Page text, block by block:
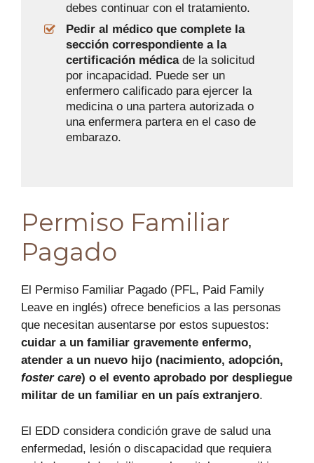
debes continuar con el tratamiento.
Pedir al médico que complete la
sección correspondiente a la
certificación médicade la solicitud
por incapacidad. Puede ser un
enfermero calificado para ejercer la
medicina o una partera autorizada o
una enfermera partera en el caso de
embarazo.
Permiso Familiar
Pagado
El Permiso Familiar Pagado (PFL, Paid Family
Leave en inglés) ofrece beneficios a las personas
que necesitan ausentarse por estos supuestos:
cuidar a un familiar gravemente enfermo,
atender a un nuevo hijo (nacimiento, adopción,
foster care) o el evento aprobado por despliegue
militar de un familiar en un país extranjero.
El EDD considera condición grave de salud una
enfermedad, lesión o discapacidad que requiera